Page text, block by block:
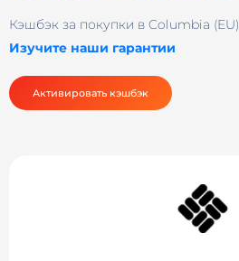
Кэшбэк за покупки в Columbia (EU)
Изучите наши гарантии
Активировать кэшбэк